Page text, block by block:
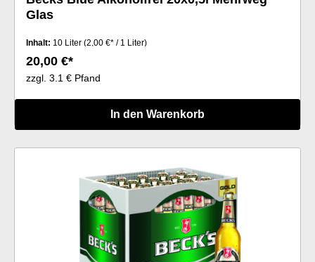
Glas
Inhalt: 10 Liter (2,00 €* / 1 Liter)
20,00 €*
zzgl. 3.1 € Pfand
In den Warenkorb